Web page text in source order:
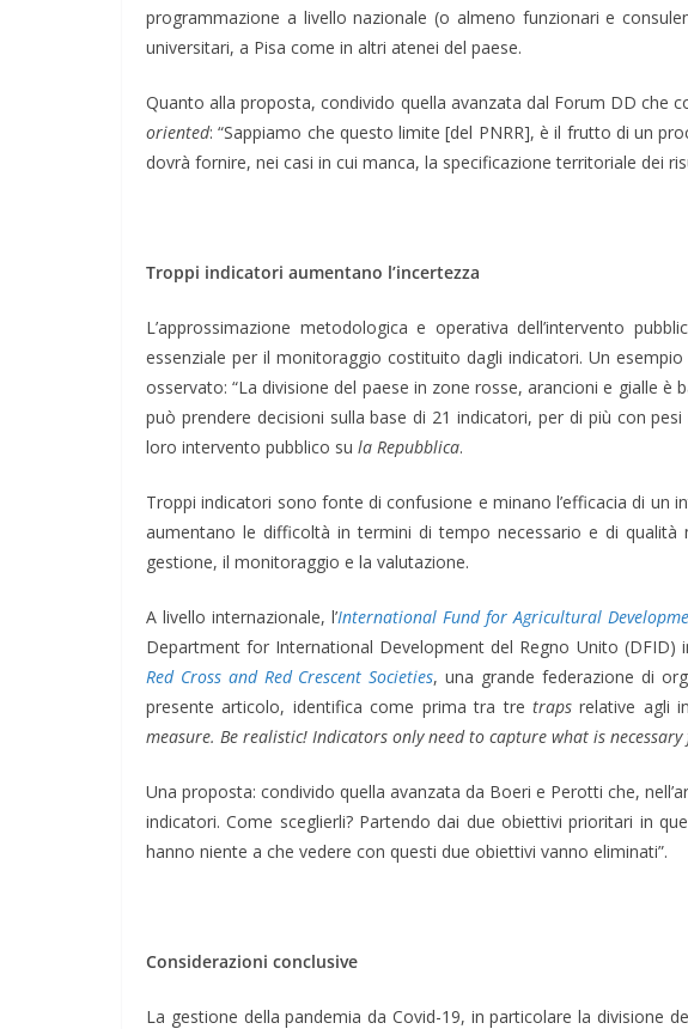
programmazione a livello nazionale (o almeno funzionari e
universitari, a Pisa come in altri atenei del paese.
Quanto alla proposta, condivido quella avanzata dal Forum DD
oriented: “Sappiamo che questo limite [del PNRR], è il frutto di un
dovrà fornire, nei casi in cui manca, la specificazione territoriale dei
Troppi indicatori aumentano l’incertezza
L’approssimazione metodologica e operativa dell’intervento
essenziale per il monitoraggio costituito dagli indicatori. Un
osservato: “La divisione del paese in zone rosse, arancioni e gialle
può prendere decisioni sulla base di 21 indicatori, per di più con
loro intervento pubblico su la Repubblica.
Troppi indicatori sono fonte di confusione e minano l’efficacia di un
aumentano le difficoltà in termini di tempo necessario e di
gestione, il monitoraggio e la valutazione.
A livello internazionale, l’International Fund for Agricultural
Department for International Development del Regno Unito
Red Cross and Red Crescent Societies, una grande federazione di
presente articolo, identifica come prima tra tre trapsrelative agli
measure. Be realistic! Indicators only need to capture what is
Una proposta: condivido quella avanzata da Boeri e Perotti che,
indicatori. Come sceglierli? Partendo dai due obiettivi prioritari in
hanno niente a che vedere con questi due obiettivi vanno eliminati”.
Considerazioni conclusive
La gestione della pandemia da Covid-19, in particolare la divisione